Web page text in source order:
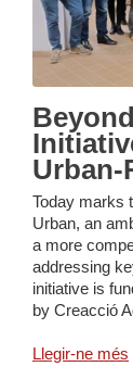
Urban-
Today marks
Urban, an
a more
addressing
initiative is
by Creacció
Llegir-ne més